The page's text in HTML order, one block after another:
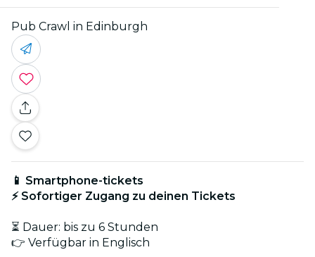
Pub Crawl in Edinburgh
📱 Smartphone-tickets
⚡ Sofortiger Zugang zu deinen Tickets
⏳ Dauer: bis zu 6 Stunden
👉 Verfügbar in Englisch